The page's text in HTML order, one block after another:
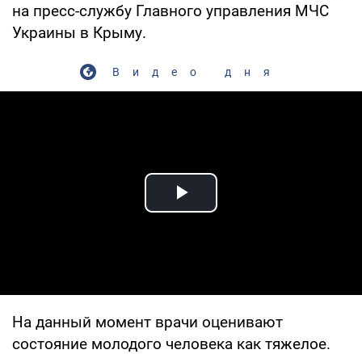
на пресс-службу Главного управления МЧС
Украины в Крыму.
Видео дня
Play Video
На данный момент врачи оценивают
состояние молодого человека как тяжелое.